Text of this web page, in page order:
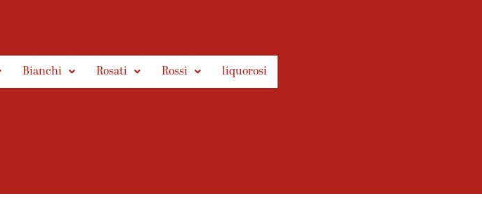
Bianchi Rosati Rossi liquorosi